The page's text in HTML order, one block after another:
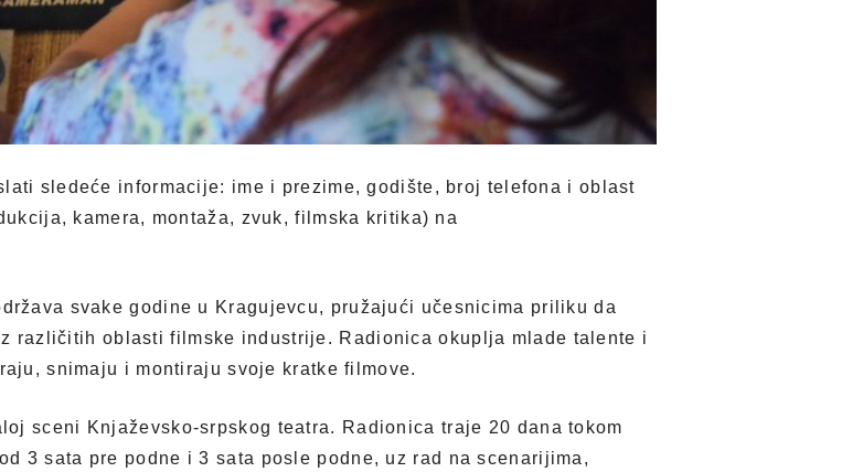
sledeće informacije: ime i prezime, godište, broj telefona i oblast
kamera, montaža, zvuk, filmska kritika) na
svake godine u Kragujevcu, pružajući učesnicima priliku da
različitih oblasti filmske industrije. Radionica okuplja mlade talente i
snimaju i montiraju svoje kratke filmove.
sceni Knjaževsko-srpskog teatra. Radionica traje 20 dana tokom
3 sata pre podne i 3 sata posle podne, uz rad na scenarijima,